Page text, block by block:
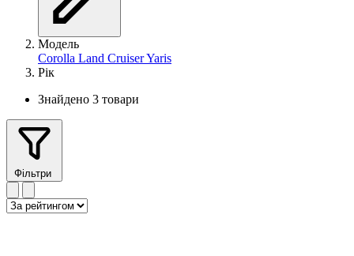
Модель
Corolla Land CruiserYaris
Рік
Знайдено 3 товари
Фільтри